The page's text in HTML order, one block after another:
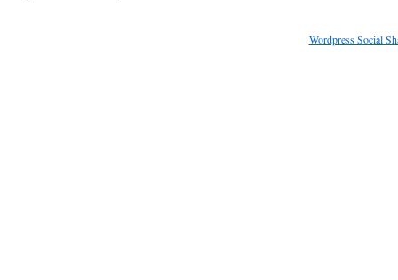
Wordpress Social